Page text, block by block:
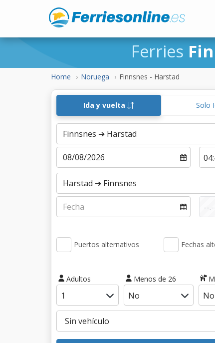
Ferries
Home Noruega Finnsnes - Harstad
Ida y vuelta Solo
Puertos alternativos Fechas
Adultos Menos de 26